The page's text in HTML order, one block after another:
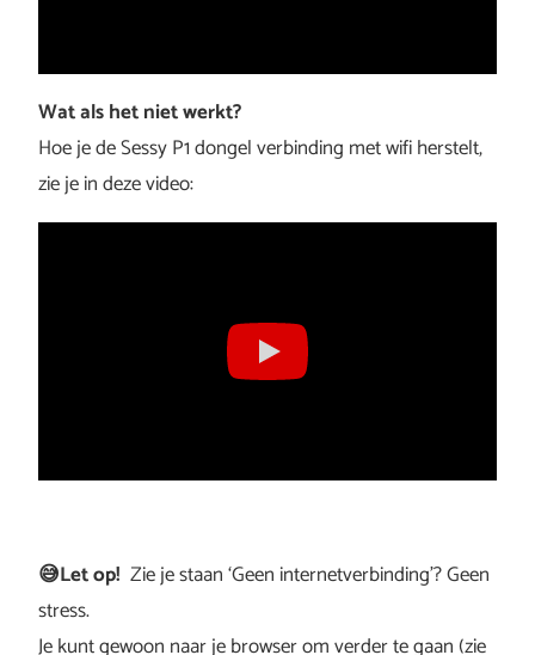
Wat als het niet werkt?
Hoe je de Sessy P1 dongel verbinding met wifi herstelt,
zie je in deze video:
😅Let op! Zie je staan ‘Geen internetverbinding’? Geen
stress.
Je kunt gewoon naar je browser om verder te gaan (zie